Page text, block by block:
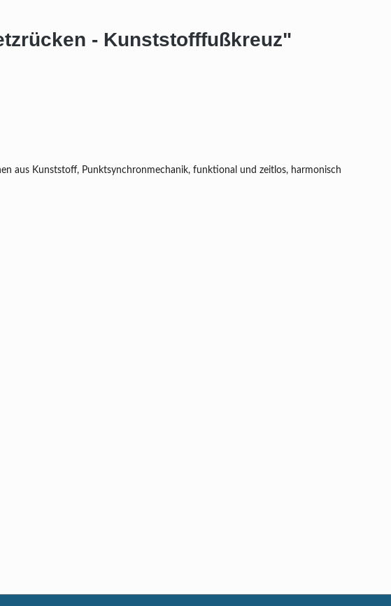
- Kunststofffußkreuz"
aus Kunststoff, Punktsynchronmechanik, funktional und zeitlos, harmonisch